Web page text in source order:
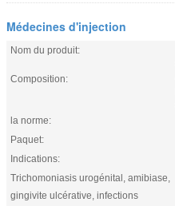
Médecines d'injection
Nom du produit:
Composition:
la norme:
Paquet:
Indications:
Trichomoniasis urogénital, amibiase,
gingivite ulcérative, infections